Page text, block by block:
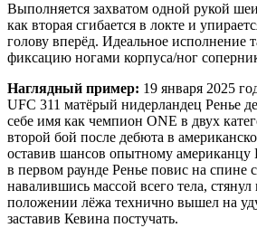
Выполняется захватом одной рукой
как вторая сгибается в локте и
голову вперёд. Идеальное исполнение
фиксацию ногами корпуса/ног
Наглядный пример: 19 января 2025
UFC 311 матёрый нидерландец Ренье
себе имя как чемпион ONE в двух
второй бой после дебюта в
оставив шансов опытному
в первом раунде Ренье повис на спине
навалившись массой всего тела,
положении лёжа технично вышел на
заставив Кевина постучать.